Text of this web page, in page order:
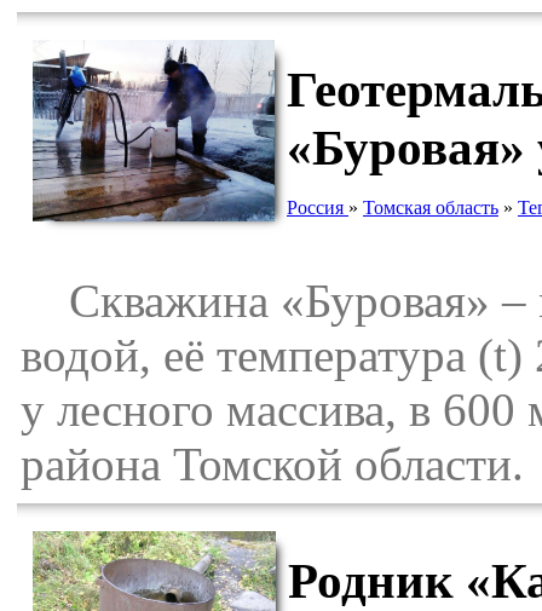
«Буровая»
Россия » Томская область »
Скважина «Буровая» –
водой, её температура
у лесного массива, в 600
района Томской области.
Родник